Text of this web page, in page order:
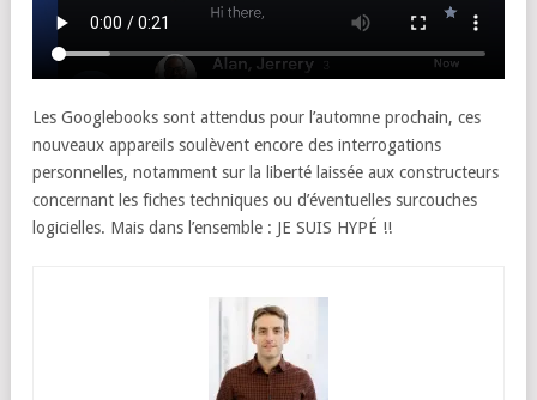
Les Googlebooks sont attendus pour l’automne prochain, ces
nouveaux appareils soulèvent encore des interrogations
personnelles, notamment sur la liberté laissée aux constructeurs
concernant les fiches techniques ou d’éventuelles surcouches
logicielles. Mais dans l’ensemble : JE SUIS HYPÉ !!